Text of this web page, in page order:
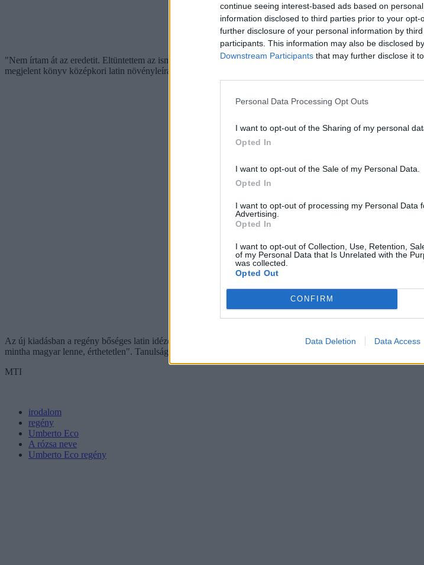
continue seeing interest-based ads based on
information disclosed to third parties prior to your
further disclosure of your personal information by
participants. This information may also be disclosed
Downstream Participants that may further disclose it
Personal Data Processing Opt Outs
I want to opt-out of the Sharing of my personal
Opted In
I want to opt-out of the Sale of my Personal Data.
Opted In
I want to opt-out of processing my Personal Data
Advertising.
Opted In
I want to opt-out of Collection, Use, Retention,
of my Personal Data that Is Unrelated with the
was collected.
Opted Out
CONFIRM
Data Deletion Data Access
"Nem írtam át az eredetit. Eltüntettem az ismétléseket, javítottam az elbeszélés ritmusán, pontosítottam a
megjelent könyv középkori latin növényleírásai között a cikóriát összekeverte a tökkel, és paprikát említett,
Az új kiadásban a regény bőséges latin idézetei kommentárt kaptak. Eco elmondta, az amerikai fordítók
mintha magyar lenne, érthetetlen". Tanulságos volt ennyi idő után újraolvasnom saját regényemet, a többi
MTI
irodalom
regény
Umberto Eco
A rózsa neve
Umberto Eco regény